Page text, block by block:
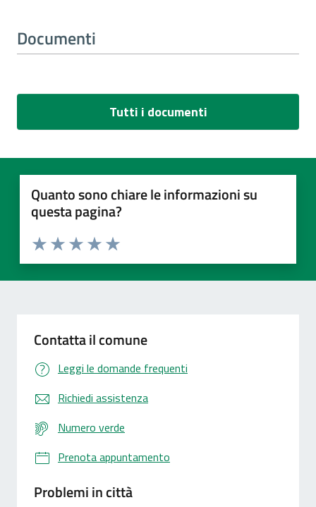
Documenti
Tutti i documenti
Quanto sono chiare le informazioni su
questa pagina?
Valuta 5 stelle su 5
Valuta 4 stelle su 5
Valuta 3 stelle su 5
Valuta 2 stelle su 5
Valuta 1 stelle su 5
Contatta il comune
Leggi le domande frequenti
Richiedi assistenza
Numero verde
Prenota appuntamento
Problemi in città